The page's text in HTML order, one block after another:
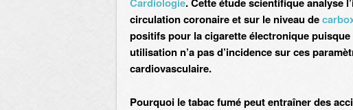
circulation coronaire et sur le niveau de
positifs pour la cigarette électronique
utilisation n’a pas d’incidence sur ces
cardiovasculaire.
Pourquoi le tabac fumé peut entraîner des